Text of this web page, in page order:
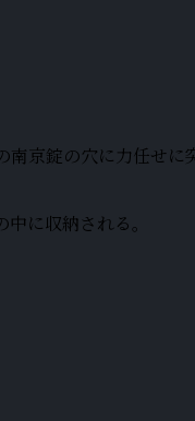
京錠の穴に力任せ
に収納される。